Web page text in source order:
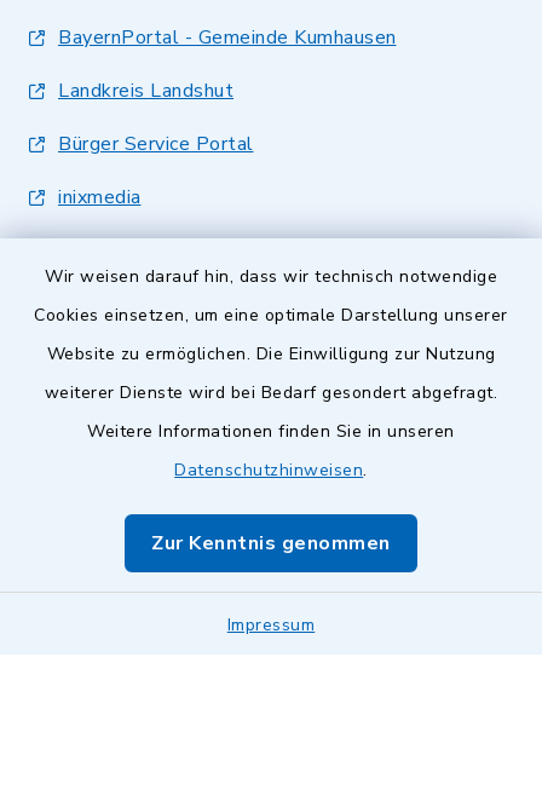
Wir weisen darauf hin, dass wir technisch notwendige
Cookies einsetzen, um eine optimale Darstellung unserer
Website zu ermöglichen. Die Einwilligung zur Nutzung
weiterer Dienste wird bei Bedarf gesondert abgefragt.
Weitere Informationen finden Sie in unseren
Datenschutzhinweisen.
Zur Kenntnis genommen
Impressum
BayernPortal - Gemeinde Kumhausen
Landkreis Landshut
Bürger Service Portal
inixmedia
Barrierefreiheit
Impressum
Sitemap